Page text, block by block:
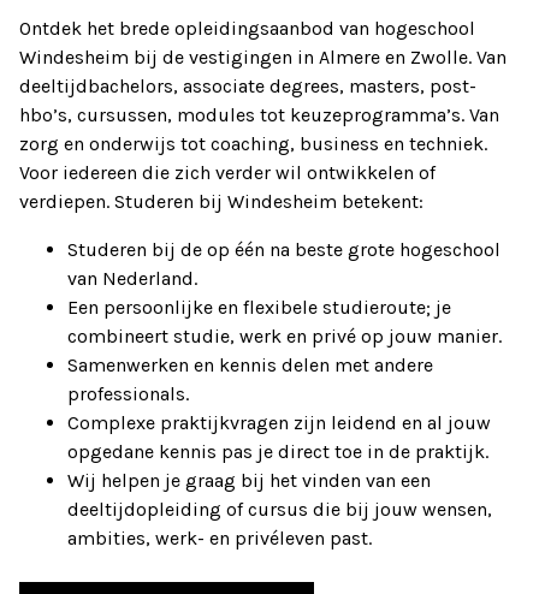
Ontdek het brede opleidingsaanbod van hogeschool
Windesheim bij de vestigingen in Almere en Zwolle. Van
deeltijdbachelors, associate degrees, masters, post-
hbo’s, cursussen, modules tot keuzeprogramma’s. Van
zorg en onderwijs tot coaching, business en techniek.
Voor iedereen die zich verder wil ontwikkelen of
verdiepen. Studeren bij Windesheim betekent:
Studeren bij de op één na beste grote hogeschool
van Nederland.
Een persoonlijke en flexibele studieroute; je
combineert studie, werk en privé op jouw manier.
Samenwerken en kennis delen met andere
professionals.
Complexe praktijkvragen zijn leidend en al jouw
opgedane kennis pas je direct toe in de praktijk.
Wij helpen je graag bij het vinden van een
deeltijdopleiding of cursus die bij jouw wensen,
ambities, werk- en privéleven past.